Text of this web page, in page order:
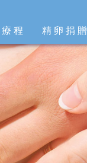
程 精卵捐贈